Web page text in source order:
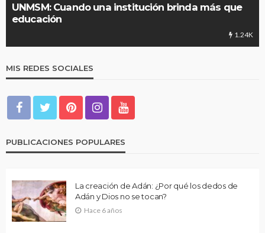
UNMSM: Cuando una institución brinda más que
educación
1.24K
MIS REDES SOCIALES
PUBLICACIONES POPULARES
La creación de Adán: ¿Por qué los dedos de
Adán y Dios no se tocan?
Hace 6 años